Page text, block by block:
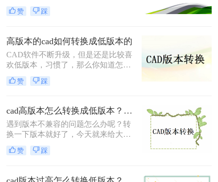
介绍几种将CAD高版本转换成低版本
的CAD软件之间进行文件转换时，可
能会遇到一些困扰。那么cad如何转换
的方法，帮助你解决CAD版本转换的
问题。
赞 踩
高版本的cad如何转换成低版本的
CAD软件不断升级，但是还是比较喜
欢低版本，习惯了，那么你知道怎么
高版本的cad如何转换成低版本的吗？
今天我们来谈谈如何cad版本转换器，
你的朋友，希望能帮助到大家哦。
赞 踩
cad高版本怎么转换成低版本？推荐这三种方法给大家！
遇到版本不兼容的问题怎么办呢？转
换一下版本就好了，今天就来给大家
讲讲cad高版本怎么转换成低版本的事
项，工作中经常会遇到这样的问题，
最好的方法就是转换一下版本，那么
赞 踩